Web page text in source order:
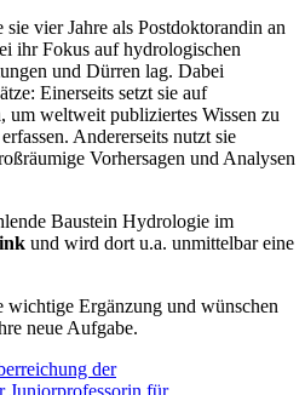
vier Jahre als Postdoktorandin an
ihr Fokus auf hydrologischen
und Dürren lag. Dabei
Einerseits setzt sie auf
, um weltweit publiziertes Wissen zu
Andererseits nutzt sie
Vorhersagen und Analysen
Baustein Hydrologie im
und wird dort u.a. unmittelbar eine
wichtige Ergänzung und wünschen
neue Aufgabe.